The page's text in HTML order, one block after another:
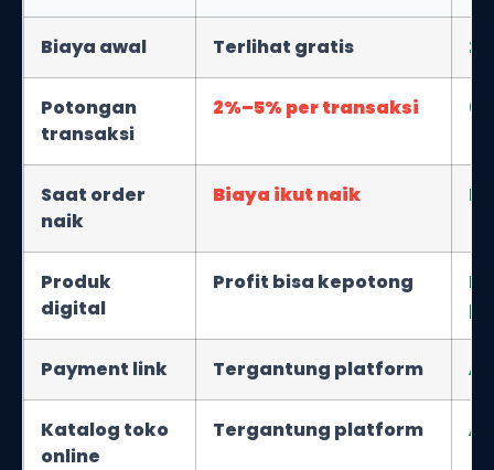
Biaya awal Terlihat gratis
Potongan
transaksi
2%–5% per transaksi
Saat order
naik
Biaya ikut naik
Produk
digital
Profit bisa kepotong
Payment link Tergantung platform
Katalog toko
online
Tergantung platform